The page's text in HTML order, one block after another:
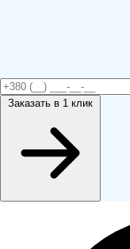
Заказать в 1 клик